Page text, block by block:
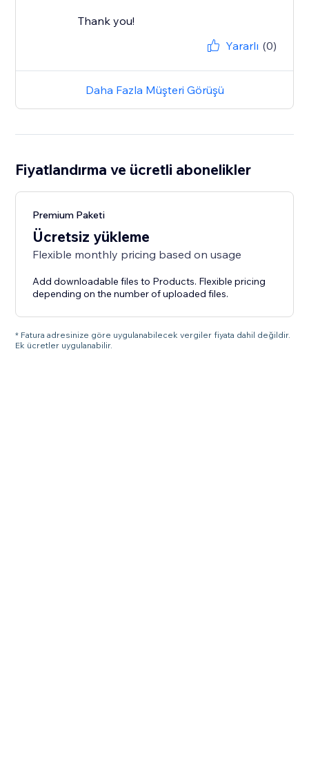
Thank you!
Yararlı (0)
Daha Fazla Müşteri Görüşü
Fiyatlandırma ve ücretli abonelikler
Premium Paketi
Ücretsiz yükleme
Flexible monthly pricing based on usage
Add downloadable files to Products. Flexible pricing
depending on the number of uploaded files.
* Fatura adresinize göre uygulanabilecek vergiler fiyata dahil değildir.
Ek ücretler uygulanabilir.